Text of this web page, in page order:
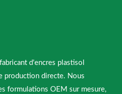
d'encres plastisol
production directe. Nous
formulations OEM sur mesure,